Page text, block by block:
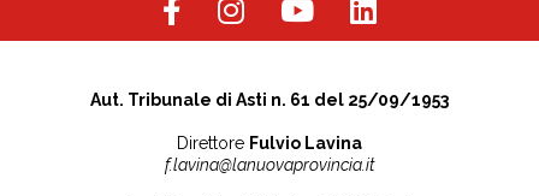
Aut. Tribunale di Asti n. 61 del 25/09/1953
Direttore Fulvio Lavina
f.lavina@lanuovaprovincia.it